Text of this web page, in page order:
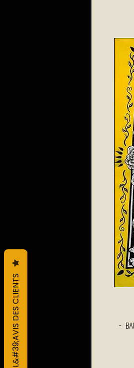
-
L&#39;AVIS DES CLIENTS